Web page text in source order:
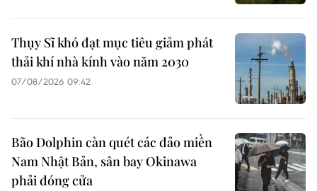
Thụy Sĩ khó đạt mục tiêu giảm phát
thải khí nhà kính vào năm 2030
07/08/2026 09:42
Bão Dolphin càn quét các đảo miền
Nam Nhật Bản, sân bay Okinawa
phải đóng cửa